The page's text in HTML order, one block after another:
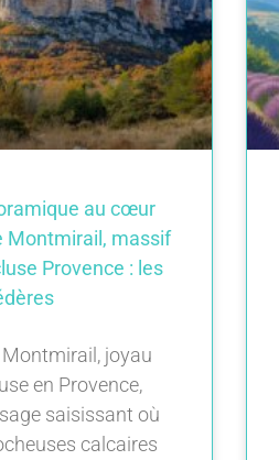
au cœur
Montmirail, massif
Provence : les
joyau
en Provence,
saisissant où
calcaires